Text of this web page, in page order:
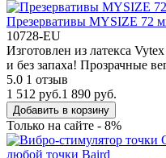
Презервативы MYSIZE 72
10728-EU
Изготовлен из латекса
и без запаха! Прозрачные
5.0 1 отзыв
1 512 руб.1 890 руб.
Добавить в корзину
Только на сайте - 8%